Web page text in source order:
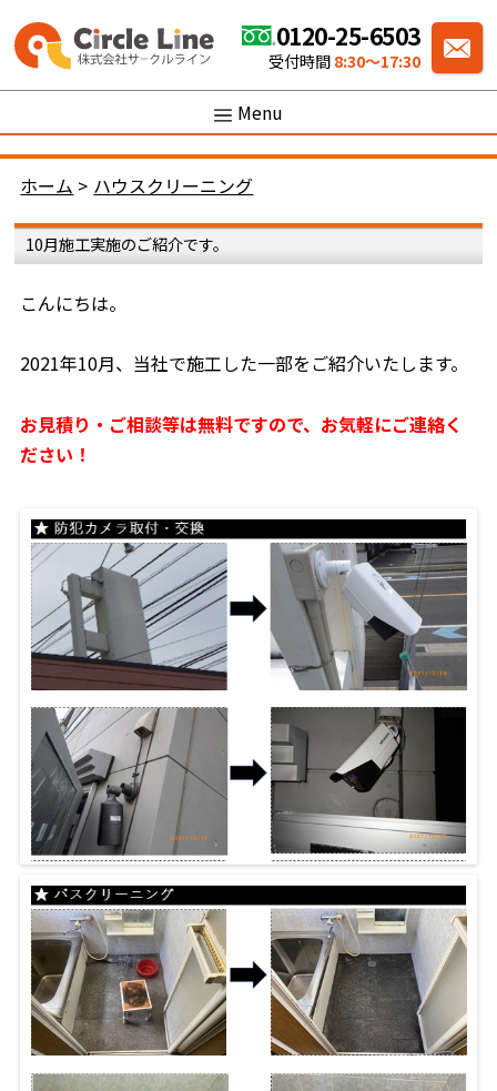
0120-25-6503
受付時間 8:30〜17:30
Menu
ホーム > ハウスクリーニング
10月施工実施のご紹介です。
こんにちは。
2021年10月、当社で施工した一部をご紹介いたします。
お見積り・ご相談等は無料ですので、お気軽にご連絡く
ださい！